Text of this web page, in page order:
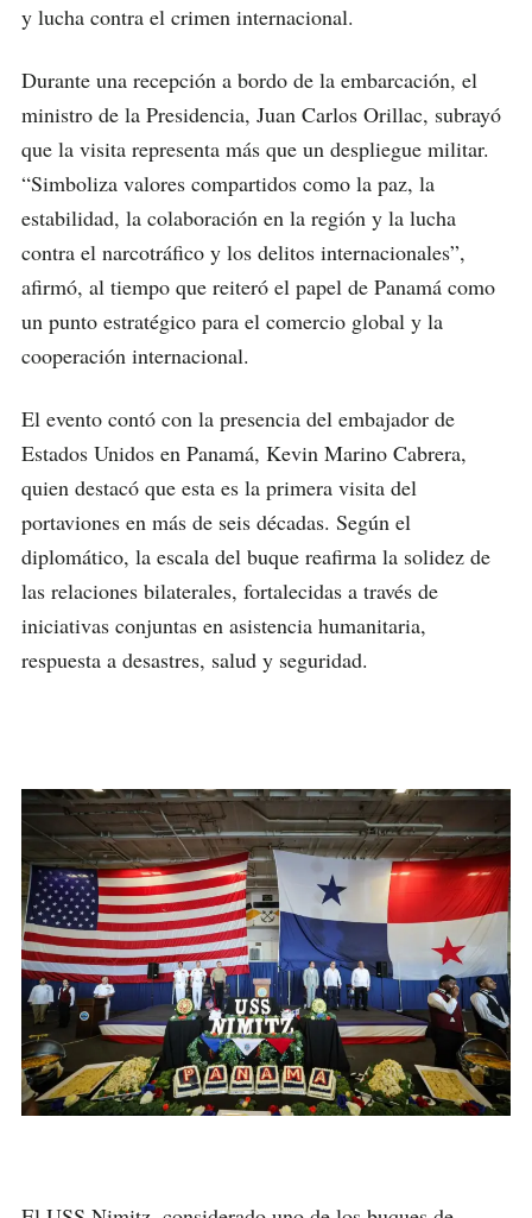
y lucha contra el crimen internacional.
Durante una recepción a bordo de la embarcación, el
ministro de la Presidencia, Juan Carlos Orillac, subrayó
que la visita representa más que un despliegue militar.
“Simboliza valores compartidos como la paz, la
estabilidad, la colaboración en la región y la lucha
contra el narcotráfico y los delitos internacionales”,
afirmó, al tiempo que reiteró el papel de Panamá como
un punto estratégico para el comercio global y la
cooperación internacional.
El evento contó con la presencia del embajador de
Estados Unidos en Panamá, Kevin Marino Cabrera,
quien destacó que esta es la primera visita del
portaviones en más de seis décadas. Según el
diplomático, la escala del buque reafirma la solidez de
las relaciones bilaterales, fortalecidas a través de
iniciativas conjuntas en asistencia humanitaria,
respuesta a desastres, salud y seguridad.